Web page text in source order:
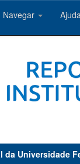
Navegar
Universidade